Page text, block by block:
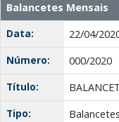
Balancetes Mensais
Data:
22/04/
Número:
000/2020
Título:
Tipo: